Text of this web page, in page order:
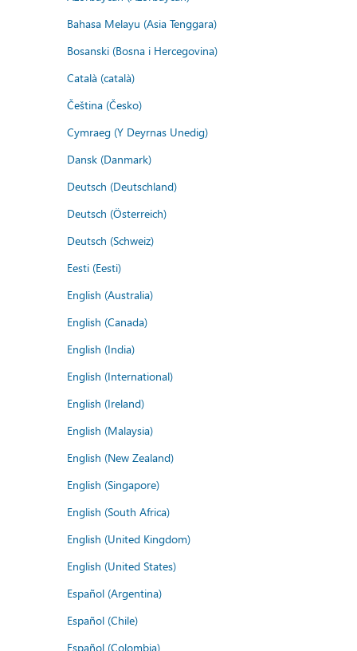
Bahasa Melayu (Asia Tenggara)
Bosanski (Bosna i Hercegovina)
Català (català)
Čeština (Česko)
Cymraeg (Y Deyrnas Unedig)
Dansk (Danmark)
Deutsch (Deutschland)
Deutsch (Österreich)
Deutsch (Schweiz)
Eesti (Eesti)
English (Australia)
English (Canada)
English (India)
English (International)
English (Ireland)
English (Malaysia)
English (New Zealand)
English (Singapore)
English (South Africa)
English (United Kingdom)
English (United States)
Español (Argentina)
Español (Chile)
Español (Colombia)